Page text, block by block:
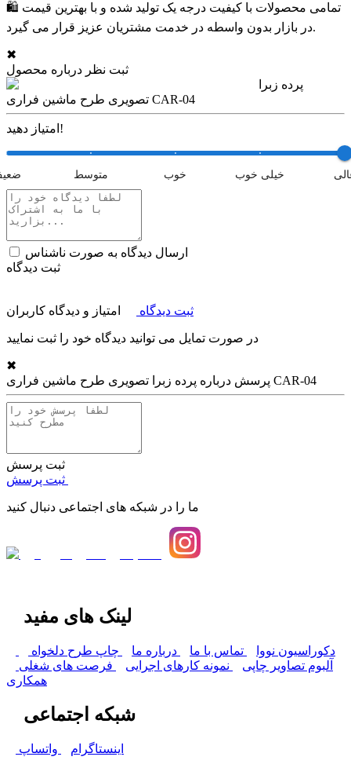
🛍 تمامی محصولات با کیفیت درجه یک تولید شده و با بهترین قیمت
در بازار بدون واسطه در خدمت مشتریان عزیز قرار می گیرد.
✖
ثبت نظر درباره محصول
پرده زبرا
تصویری طرح ماشین فراری CAR-04
امتیاز دهید!
متوسط خوب خیلی خوب
ارسال دیدگاه به صورت ناشناس
ثبت دیدگاه
ثبت دیدگاه امتیاز و دیدگاه کاربران
در صورت تمایل می توانید دیدگاه خود را ثبت نمایید
✖
پرسش درباره پرده زبرا تصویری طرح ماشین فراری CAR-04
ثبت پرسش
ما را در شبکه های اجتماعی دنبال کنید
لینک های مفید
دکوراسیون نووا تماس با ما درباره ما
چاپ طرح دلخواه
آلبوم تصاویر چاپی
نمونه کارهای اجرایی
فرصت های شغلی
همکاری
شبکه اجتماعی
اینستاگرام واتساپ